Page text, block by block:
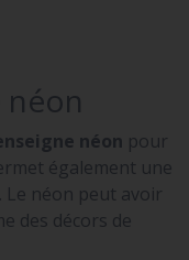
néon pour
également une
néon peut avoir
des décors de